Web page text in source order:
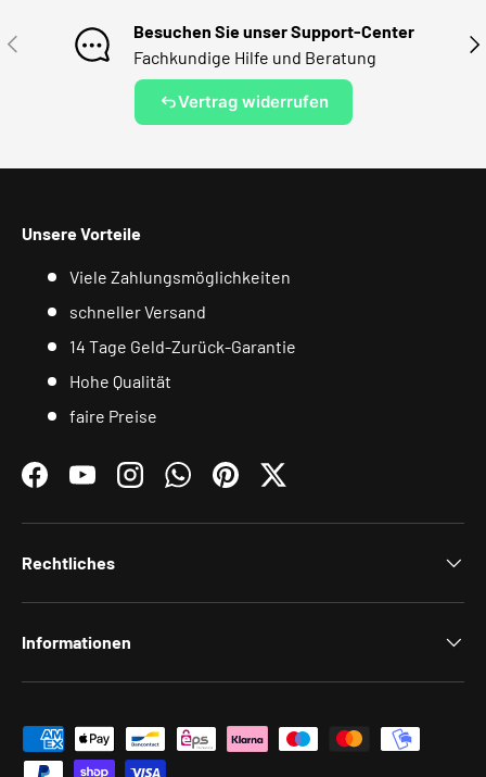
VORHERIGE
Besuchen Sie unser Support-Center
Fachkundige Hilfe und Beratung
Vertrag widerrufen
Unsere Vorteile
Viele Zahlungsmöglichkeiten
schneller Versand
14 Tage Geld-Zurück-Garantie
Hohe Qualität
faire Preise
FacebookYouTubeInstagramWhatsAppPinterestTwitter
Rechtliches
Informationen
Zahlungsmethoden